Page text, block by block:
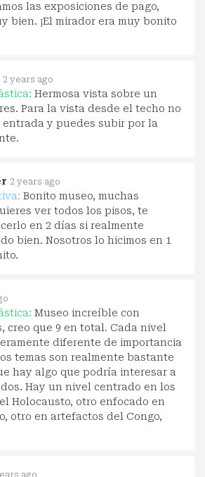
las exposiciones de pago,
bien. ¡El mirador era muy bonito
2 years ago
Hermosa vista sobre un
Para la vista desde el techo no
entrada y puedes subir por la
2 years ago
Bonito museo, muchas
ver todos los pisos, te
en 2 días si realmente
bien. Nosotros lo hicimos en 1
Museo increíble con
creo que 9 en total. Cada nivel
diferente de importancia
temas son realmente bastante
hay algo que podría interesar a
Hay un nivel centrado en los
Holocausto, otro enfocado en
otro en artefactos del Congo,